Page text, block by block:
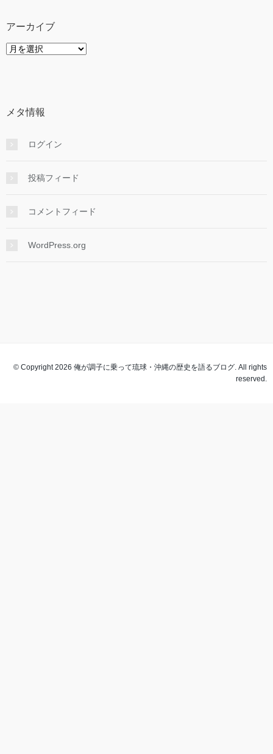
アーカイブ
ア
メタ情報
ログイン
投稿フィード
コメントフィード
WordPress.org
© Copyright 2026 俺が調子に乗って琉球・沖縄の歴史を語るブログ. All rights
reserved.